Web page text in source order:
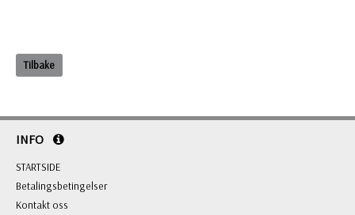
Tilbake
INFO
STARTSIDE
Betalingsbetingelser
Kontakt oss